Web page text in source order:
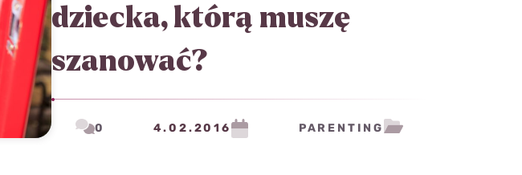
dziecka, którą muszę
szanować?
0 4.02.2016 PARENTING